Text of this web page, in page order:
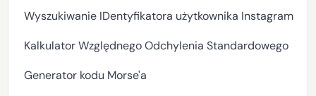
Wyszukiwanie IDentyfikatora użytkownika Instagram
Kalkulator Względnego Odchylenia Standardowego
Generator kodu Morse'a